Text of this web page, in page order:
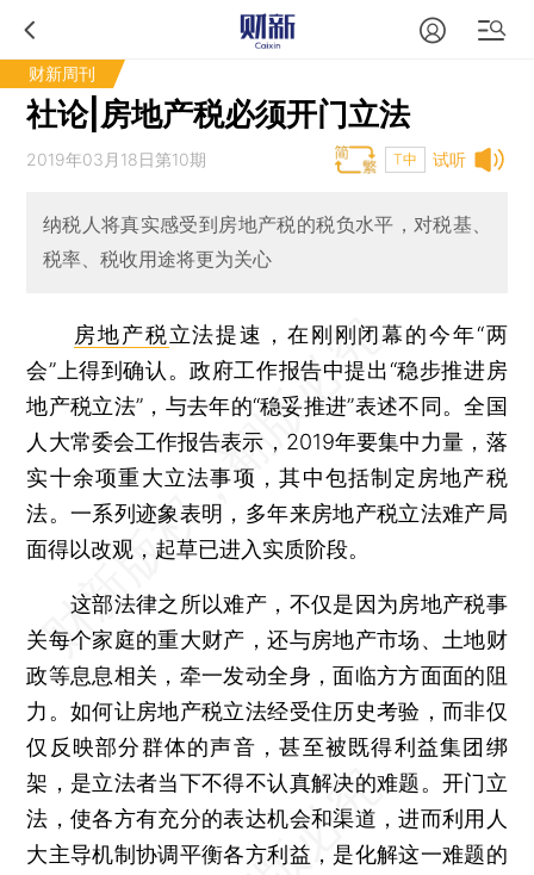
财新周刊
社论|房地产税必须开门立法
试听
2019年03月18日第10期 T中
纳税人将真实感受到房地产税的税负水平，对税基、
税率、税收用途将更为关心
房地产税立法提速，在刚刚闭幕的今年“两
会”上得到确认。政府工作报告中提出“稳步推进房
地产税立法”，与去年的“稳妥推进”表述不同。全国
人大常委会工作报告表示，2019年要集中力量，落
实十余项重大立法事项，其中包括制定房地产税
法。一系列迹象表明，多年来房地产税立法难产局
面得以改观，起草已进入实质阶段。
这部法律之所以难产，不仅是因为房地产税事
关每个家庭的重大财产，还与房地产市场、土地财
政等息息相关，牵一发动全身，面临方方面面的阻
力。如何让房地产税立法经受住历史考验，而非仅
仅反映部分群体的声音，甚至被既得利益集团绑
架，是立法者当下不得不认真解决的难题。开门立
法，使各方有充分的表达机会和渠道，进而利用人
大主导机制协调平衡各方利益，是化解这一难题的